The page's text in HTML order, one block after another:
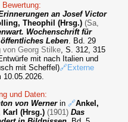
an Josef Victor
Theophil (Hrsg.) (Sa,
Wochenschrift für
Leben. Bd. 29
von Georg Stilke, S. 312, 315
mit nach Italien und
mit Scheffel)🔗Externe
10.05.2026.
und Daten:
von Wernerin🔗Ankel,
Karl (Hrsg.) (1901) Das